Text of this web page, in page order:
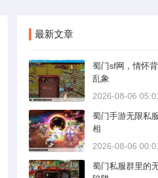
最新文章
蜀门sf网，情怀
乱象
2026-08-06
蜀门手游无限私
相
2026-08-06
蜀门私服群里的